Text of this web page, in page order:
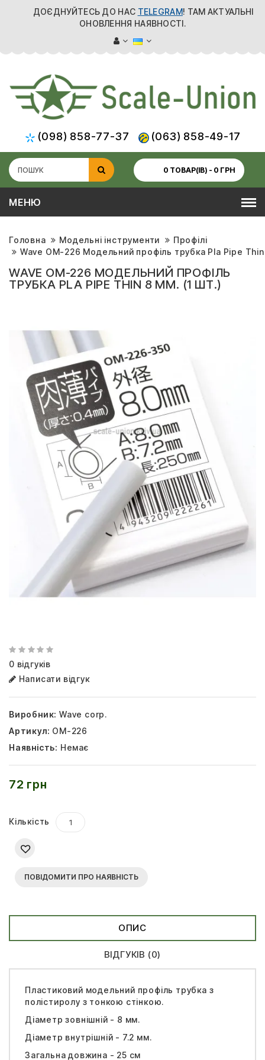
ДОЄДНУЙТЕСЬ ДО НАС TELEGRAM! ТАМ АКТУАЛЬНІ
ОНОВЛЕННЯ НАЯВНОСТІ.
(098) 858-77-37 (063) 858-49-17
0 ТОВАР(ІВ) - 0 ГРН
МЕНЮ
Головна Модельні інструменти
Профілі
Wave OM-226 Модельний профіль трубка Pla Pipe
WAVE OM-226 МОДЕЛЬНИЙ ПРОФІЛЬ
ТРУБКА PLA PIPE THIN 8 ММ. (1 ШТ.)
0 відгуків
Написати відгук
Виробник: Wave corp.
Артикул: OM-226
Наявність: Немає
72 грн
Кількість
ПОВІДОМИТИ ПРО НАЯВНІСТЬ
ОПИС
ВІДГУКІВ (0)
Пластиковий модельний профіль трубка з
полістиролу з тонкою стінкою.
Діаметр зовнішній - 8 мм.
Діаметр внутрішній - 7.2 мм.
Загальна довжина - 25 см